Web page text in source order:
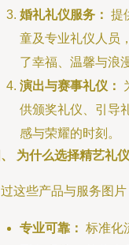
婚礼礼仪服务： 提
童及专业礼仪人员
了幸福、温馨与浪
演出与赛事礼仪：
供颁奖礼仪、引导
感与荣耀的时刻。
为什么选择精艺礼
这些产品与服务图片
专业可靠： 标准化